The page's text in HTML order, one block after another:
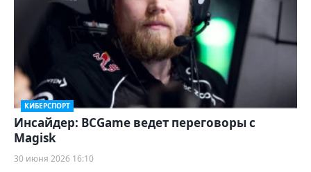
КИБЕРСПОРТ
Инсайдер: BCGame ведет переговоры с
Magisk
30 июня 2026 16:10